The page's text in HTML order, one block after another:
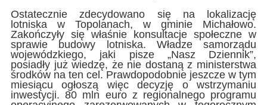
Ostatecznie zdecydowano się na lokalizację
lotniska w Topolanach, w gminie Michałowo.
Zakończyły się właśnie konsultacje społeczne w
sprawie budowy lotniska. Władze samorządu
wojewódzkiego, jaki pisze „Nasz Dziennik”,
posiadły już wiedzę, że nie dostaną z ministerstwa
środków na ten cel. Prawdopodobnie jeszcze w tym
miesiącu ogłoszą więc decyzję o wstrzymaniu
inwestycji. 80 mln euro z regionalnego programu